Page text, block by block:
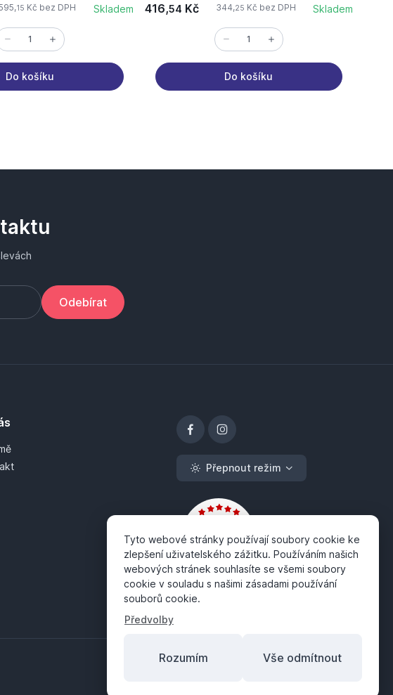
15 Kč bez DPH Skladem
Do košíku
416,54 Kč 344,25 Kč bez DPH Skladem
Do košíku
Odebírat
Přepnout režim
Tyto webové stránky používají soubory cookie ke
zlepšení uživatelského zážitku. Používáním našich
webových stránek souhlasíte se všemi soubory
cookie v souladu s našimi zásadami používání
souborů cookie.
Předvolby
Rozumím Vše odmítnout